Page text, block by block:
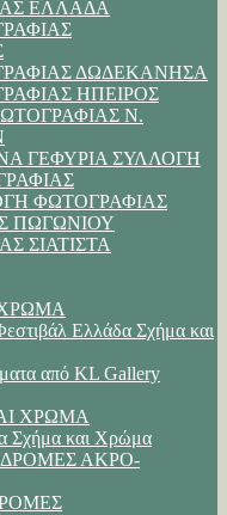
ΕΛΛΑΔΑ
ΔΩΔΕΚΑΝΗΣΑ
ΗΠΕΙΡΟΣ
Ν.
ΓΕΦΥΡΙΑ ΣΥΛΛΟΓΗ
ΦΩΤΟΓΡΑΦΙΑΣ
ΠΩΓΩΝΙΟΥ
ΣΙΑΤΙΣΤΑ
Ελλάδα Σχήμα και
από KL Gallery
ΧΡΩΜΑ
Σχήμα και Χρώμα
ΑΚΡΟ-